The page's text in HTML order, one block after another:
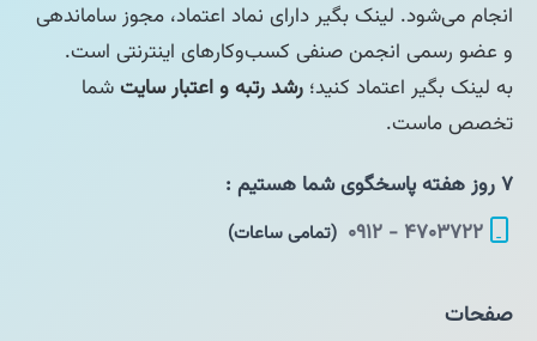
انجام می‌شود. لینک بگیر دارای نماد اعتماد، مجوز ساماندهی
و عضو رسمی انجمن صنفی کسب‌وکارهای اینترنتی است.
به لینک بگیر اعتماد کنید؛ رشد رتبه و اعتبار سایتشما
تخصص ماست.
۷ روز هفته پاسخگوی شما هستیم :
۴۷۰۳۷۲۲ - ۰۹۱۲
(تمامی ساعات)
صفحات